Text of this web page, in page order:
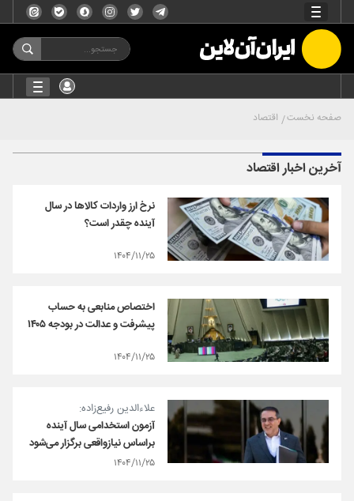
صفحه نخست اقتصاد
آخرین اخبار اقتصاد
نرخ ارز واردات کالاها در سال
آینده چقدر است؟
۱۴۰۴/۱۱/۲۵
اختصاص منابعی به حساب
پیشرفت و عدالت در بودجه ۱۴۰۵
۱۴۰۴/۱۱/۲۵
علاءالدین رفیع‌زاده:
آزمون استخدامی سال آینده
براساس نیازواقعی برگزار می‌شود
۱۴۰۴/۱۱/۲۵